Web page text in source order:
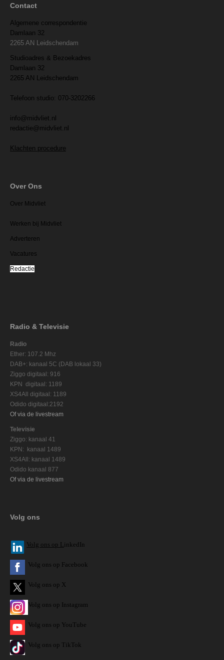
Contact
Algemene correspondentie
Damlaan 32
2265 AN Leidschendam
Studioadres & Bezoekadres
Damlaan 32
2265 AN Leidschendam
Telefoon studio: 070-3202266
info@midvliet.nl
redactie@midvliet.nl
Klachten procedure
Over Ons
Over Midvliet
Werken bij Midvliet
Adverteren
Vacatures
Redactie
Radio & Televisie
Radio
Ether: 107.2 Mhz
DAB+: kanaal 5C (DAB lokaal 33)
Ziggo digitaal: 916
KPN digitaal: 1189
XS4All digitaal: 1189
Odido digitaal:2192
Of via de livestream
Televisie
Ziggo: kanaal 41
KPN: kanaal 1489
XS4All: kanaal 1489
Odido kanaal 877
Of via de livestream
Volg ons
Volg ons op L inkedIn
Volg ons op Facebook
Volg ons op X
Volg ons op Instagram
Volg ons op YouTube
Volg ons op TikTok